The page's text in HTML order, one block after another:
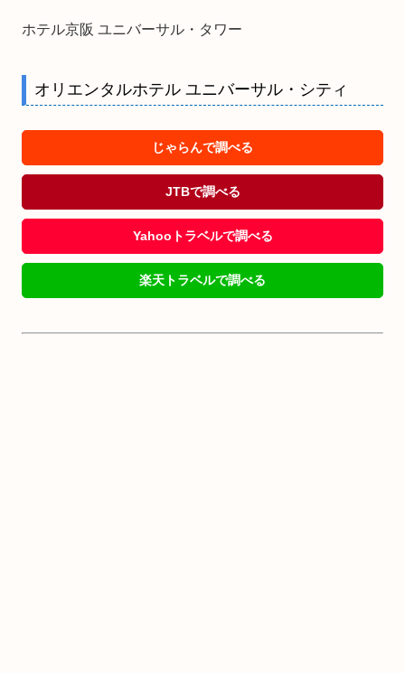
ホテル京阪 ユニバーサル・タワー
オリエンタルホテル ユニバーサル・シティ
じゃらんで調べる
JTBで調べる
Yahooトラベルで調べる
楽天トラベルで調べる